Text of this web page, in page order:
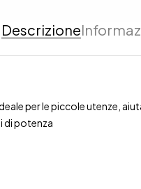
Descrizione
per le piccole utenze,
di potenza